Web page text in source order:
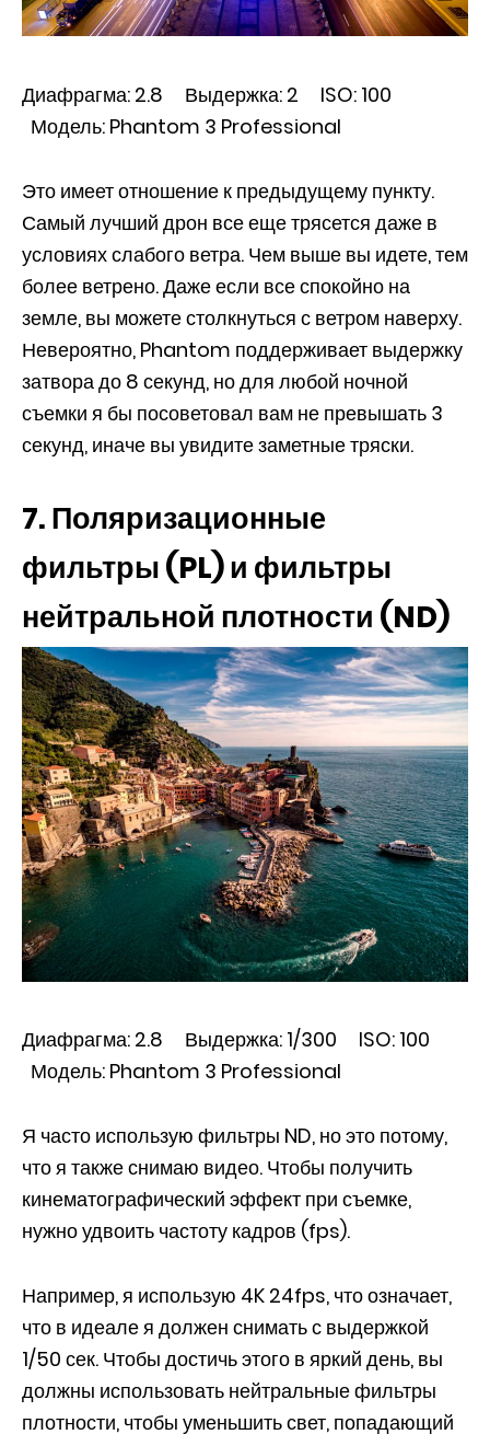
Диафрагма: 2.8 Выдержка: 2 ISO: 100
Модель: Phantom 3 Professional
Это имеет отношение к предыдущему пункту.
Самый лучший дрон все еще трясется даже в
условиях слабого ветра. Чем выше вы идете, тем
более ветрено. Даже если все спокойно на
земле, вы можете столкнуться с ветром наверху.
Невероятно, Phantom поддерживает выдержку
затвора до 8 секунд, но для любой ночной
съемки я бы посоветовал вам не превышать 3
секунд, иначе вы увидите заметные тряски.
7. Поляризационные
фильтры (PL) и фильтры
нейтральной плотности (ND)
Диафрагма: 2.8 Выдержка: 1/300 ISO: 100
Модель: Phantom 3 Professional
Я часто использую фильтры ND, но это потому,
что я также снимаю видео. Чтобы получить
кинематографический эффект при съемке,
нужно удвоить частоту кадров (fps).
Например, я использую 4K 24fps, что означает,
что в идеале я должен снимать с выдержкой
1/50 сек. Чтобы достичь этого в яркий день, вы
должны использовать нейтральные фильтры
плотности, чтобы уменьшить свет, попадающий